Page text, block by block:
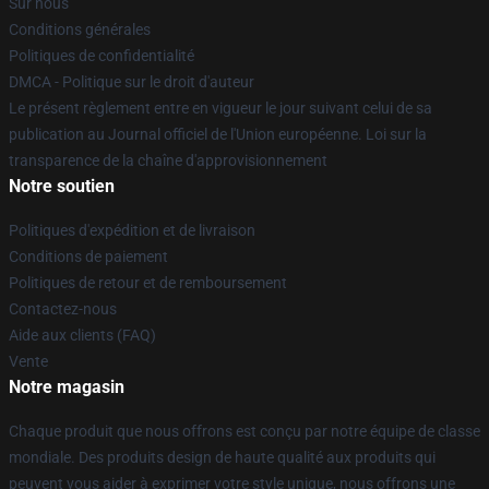
Conditions générales
Politiques de confidentialité
DMCA - Politique sur le droit d'auteur
Le présent règlement entre en vigueur le jour suivant celui de sa
publication au Journal officiel de l'Union européenne. Loi sur la
transparence de la chaîne d'approvisionnement
Notre soutien
Politiques d'expédition et de livraison
Conditions de paiement
Politiques de retour et de remboursement
Contactez-nous
Aide aux clients (FAQ)
Vente
Notre magasin
Chaque produit que nous offrons est conçu par notre équipe de classe
mondiale. Des produits design de haute qualité aux produits qui
peuvent vous aider à exprimer votre style unique, nous offrons une